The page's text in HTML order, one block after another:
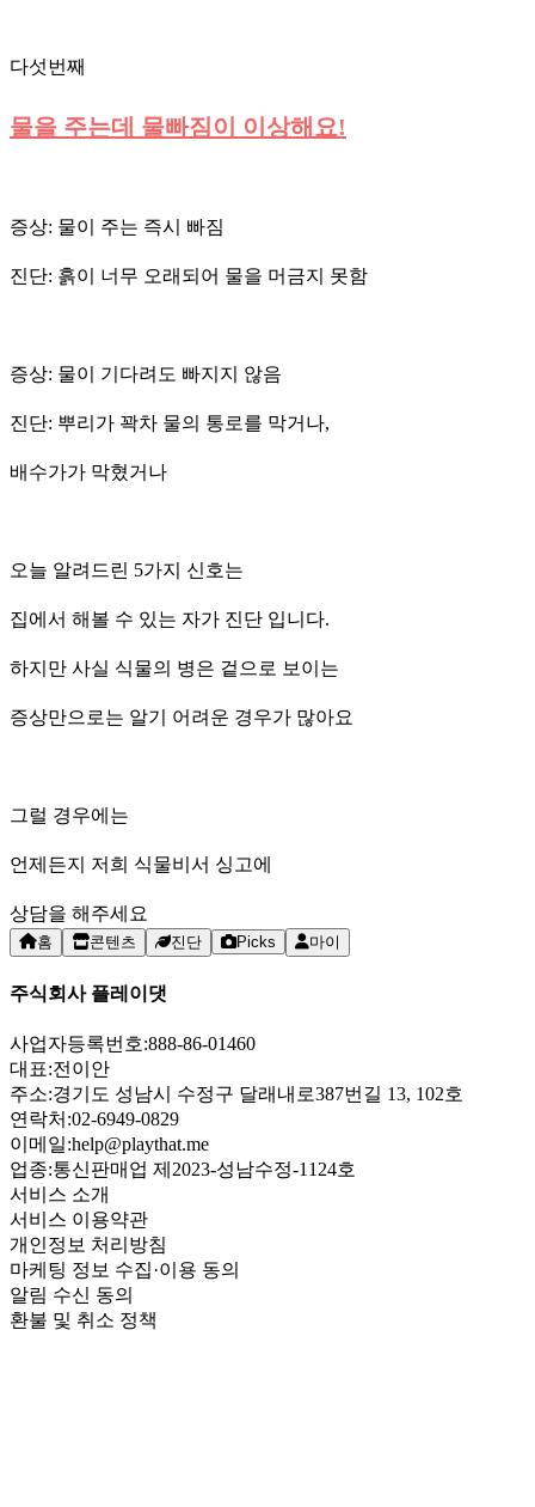
다섯번째
물을 주는데 물빠짐이 이상해요!
증상: 물이 주는 즉시 빠짐
진단: 흙이 너무 오래되어 물을 머금지 못함
증상: 물이 기다려도 빠지지 않음
진단: 뿌리가 꽉차 물의 통로를 막거나,
배수가가 막혔거나
오늘 알려드린 5가지 신호는
집에서 해볼 수 있는 자가 진단 입니다.
하지만 사실 식물의 병은 겉으로 보이는
증상만으로는 알기 어려운 경우가 많아요
그럴 경우에는
언제든지 저희 식물비서 싱고에
상담을 해주세요
홈 콘텐츠 진단 Picks 마이
주식회사 플레이댓
사업자등록번호:888-86-01460
대표:전이안
주소:경기도 성남시 수정구 달래내로387번길 13, 102호
연락처:02-6949-0829
이메일:help@playthat.me
업종:통신판매업 제2023-성남수정-1124호
서비스 소개
서비스 이용약관
개인정보 처리방침
마케팅 정보 수집·이용 동의
알림 수신 동의
환불 및 취소 정책